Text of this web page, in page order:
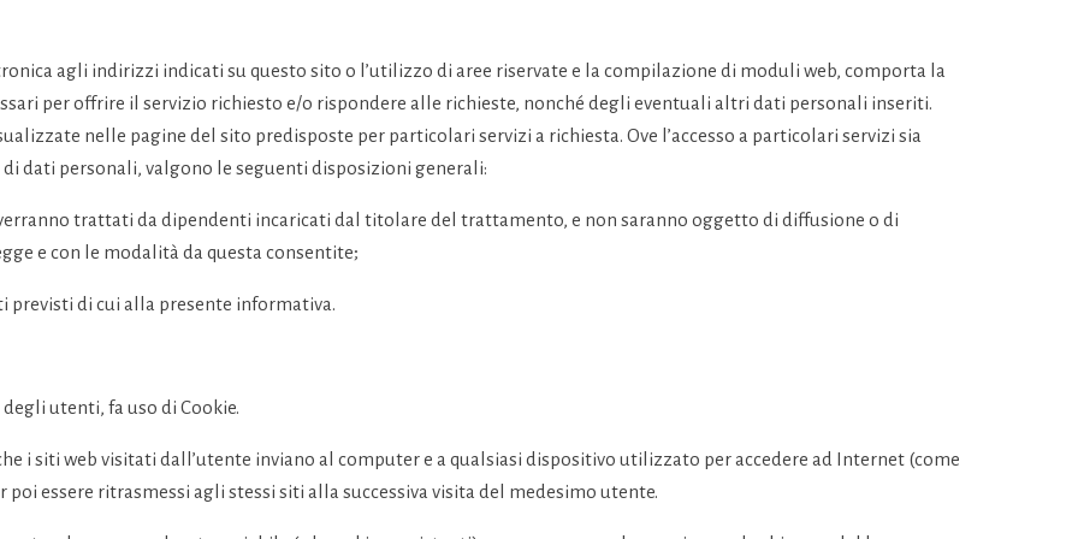
agli indirizzi indicati su questo sito o l’utilizzo di aree riservate e la compilazione di moduli web, comporta la
per offrire il servizio richiesto e/o rispondere alle richieste, nonché degli eventuali altri dati personali inseriti.
nelle pagine del sito predisposte per particolari servizi a richiesta. Ove l’accesso a particolari servizi sia
dati personali, valgono le seguenti disposizioni generali:
trattati da dipendenti incaricati dal titolare del trattamento, e non saranno oggetto di diffusione o di
e con le modalità da questa consentite;
previsti di cui alla presente informativa.
utenti, fa uso di Cookie.
i siti web visitati dall’utente inviano al computer e a qualsiasi dispositivo utilizzato per accedere ad Internet (come
essere ritrasmessi agli stessi siti alla successiva visita del medesimo utente.